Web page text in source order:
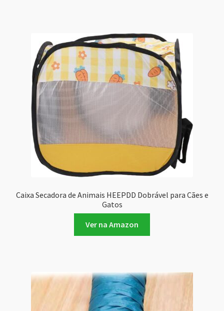
Caixa Secadora de Animais HEEPDD Dobrável para Cães e
Gatos
Ver na Amazon